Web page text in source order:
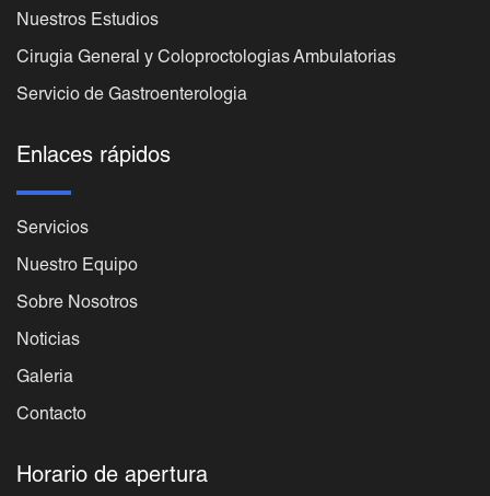
Nuestros Estudios
Cirugia General y Coloproctologias Ambulatorias
Servicio de Gastroenterologia
Enlaces rápidos
Servicios
Nuestro Equipo
Sobre Nosotros
Noticias
Galeria
Contacto
Horario de apertura